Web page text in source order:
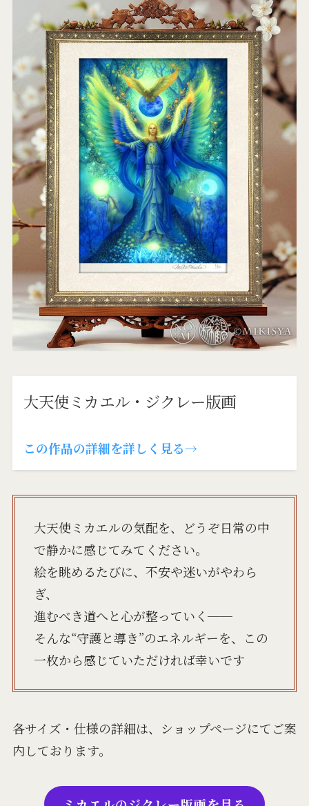
大天使ミカエル・ジクレー版画
この作品の詳細を詳しく見る→
大天使ミカエルの気配を、どうぞ日常の中
で静かに感じてみてください。
絵を眺めるたびに、不安や迷いがやわら
ぎ、
進むべき道へと心が整っていく──
そんな“守護と導き”のエネルギーを、この
一枚から感じていただければ幸いです
各サイズ・仕様の詳細は、ショップページにてご案
内しております。